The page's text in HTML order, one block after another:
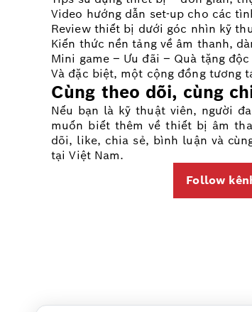
Video hướng dẫn set-up cho các
Review thiết bị dưới góc nhìn kỹ
Kiến thức nền tảng về âm thanh,
Mini game – Ưu đãi – Quà tặng
Và đặc biệt, một cộng đồng tương
Cùng theo dõi, cùng
Nếu bạn là kỹ thuật viên, người
muốn biết thêm về thiết bị âm
dõi, like, chia sẻ, bình luận và
tại Việt Nam.
Follow